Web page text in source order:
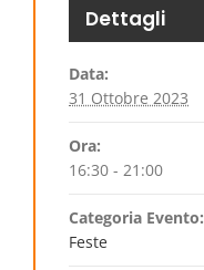
Dettagli
Data:
31 Ottobre 2023
Ora:
16:30 - 21:00
Categoria Evento:
Feste